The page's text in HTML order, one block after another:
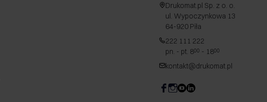
Drukomat.pl Sp. z o. o.
ul. Wypoczynkowa 13
64-920 Piła
222 111 222
pn. - pt. 800 - 1800
kontakt@drukomat.pl